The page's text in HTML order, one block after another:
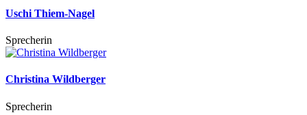
Uschi Thiem-Nagel
Sprecherin
Christina Wildberger
Sprecherin